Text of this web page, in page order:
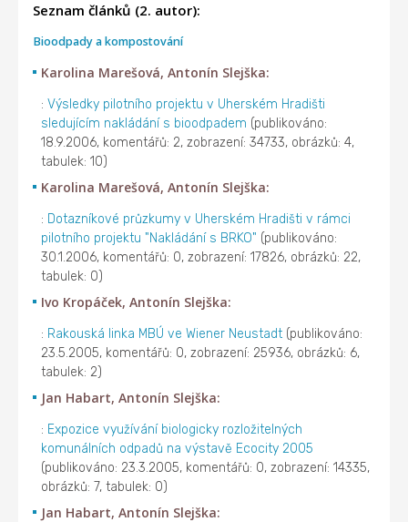
Seznam článků (2. autor):
Bioodpady a kompostování
Karolina Marešová, Antonín Slejška:
:Výsledky pilotního projektu v Uherském Hradišti
sledujícím nakládání s bioodpadem (publikováno:
18.9.2006, komentářů: 2, zobrazení: 34733, obrázků: 4,
tabulek: 10)
Karolina Marešová, Antonín Slejška:
: Dotazníkové průzkumy v Uherském Hradišti v rámci
pilotního projektu "Nakládání s BRKO" (publikováno:
30.1.2006, komentářů: 0, zobrazení: 17826, obrázků: 22,
tabulek: 0)
Ivo Kropáček, Antonín Slejška:
: Rakouská linka MBÚ ve Wiener Neustadt (publikováno:
23.5.2005, komentářů: 0, zobrazení: 25936, obrázků: 6,
tabulek: 2)
Jan Habart, Antonín Slejška:
: Expozice využívání biologicky rozložitelných
komunálních odpadů na výstavě Ecocity 2005
(publikováno: 23.3.2005, komentářů: 0, zobrazení: 14335,
obrázků: 7, tabulek: 0)
Jan Habart, Antonín Slejška: